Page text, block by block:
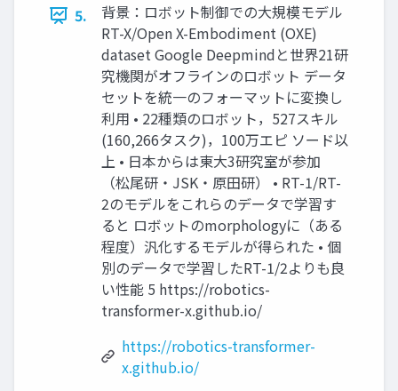
5.
背景：ロボット制御での大規模モデル
RT-X/Open X-Embodiment (OXE)
dataset Google Deepmindと世界21研
究機関がオフラインのロボット データ
セットを統一のフォーマットに変換し
利用 • 22種類のロボット，527スキル
(160,266タスク)，100万エピ ソード以
上 • 日本からは東大3研究室が参加
（松尾研・JSK・原田研） • RT-1/RT-
2のモデルをこれらのデータで学習す
ると ロボットのmorphologyに（ある
程度）汎化するモデルが得られた • 個
別のデータで学習したRT-1/2よりも良
い性能 5 https://robotics-
transformer-x.github.io/
https://robotics-transformer-
x.github.io/